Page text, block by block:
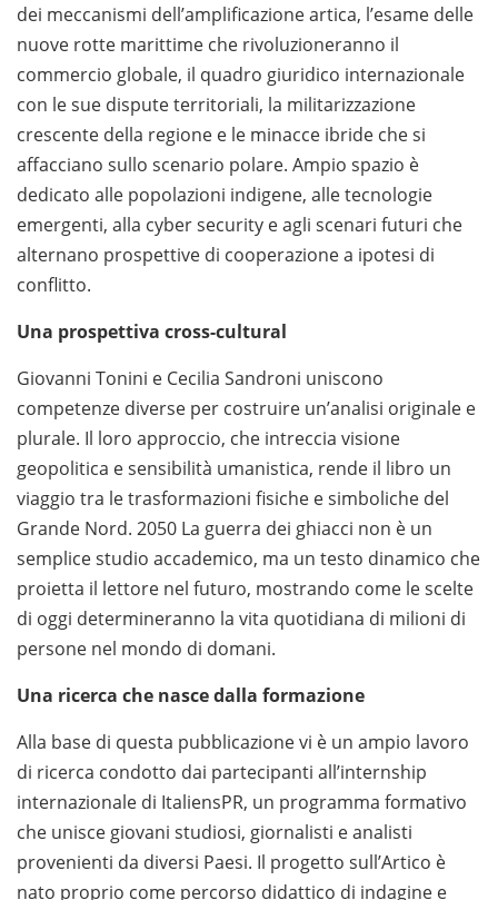
dei meccanismi dell’amplificazione artica, l’esame delle
nuove rotte marittime che rivoluzioneranno il
commercio globale, il quadro giuridico internazionale
con le sue dispute territoriali, la militarizzazione
crescente della regione e le minacce ibride che si
affacciano sullo scenario polare. Ampio spazio è
dedicato alle popolazioni indigene, alle tecnologie
emergenti, alla cyber security e agli scenari futuri che
alternano prospettive di cooperazione a ipotesi di
conflitto.
Una prospettiva cross-cultural
Giovanni Tonini e Cecilia Sandroni uniscono
competenze diverse per costruire un’analisi originale e
plurale. Il loro approccio, che intreccia visione
geopolitica e sensibilità umanistica, rende il libro un
viaggio tra le trasformazioni fisiche e simboliche del
Grande Nord. 2050 La guerra dei ghiacci non è un
semplice studio accademico, ma un testo dinamico che
proietta il lettore nel futuro, mostrando come le scelte
di oggi determineranno la vita quotidiana di milioni di
persone nel mondo di domani.
Una ricerca che nasce dalla formazione
Alla base di questa pubblicazione vi è un ampio lavoro
di ricerca condotto dai partecipanti all’internship
internazionale di ItaliensPR, un programma formativo
che unisce giovani studiosi, giornalisti e analisti
provenienti da diversi Paesi. Il progetto sull’Artico è
nato proprio come percorso didattico di indagine e